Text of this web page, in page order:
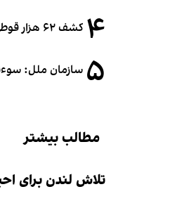
۴ کشف ۶۲ هزار قوطی نوشابه انرژی‌زای تقلبی ساخت افغانستان در آلمان
۵ سازمان ملل:
مطالب بیشتر
تلاش لندن برای